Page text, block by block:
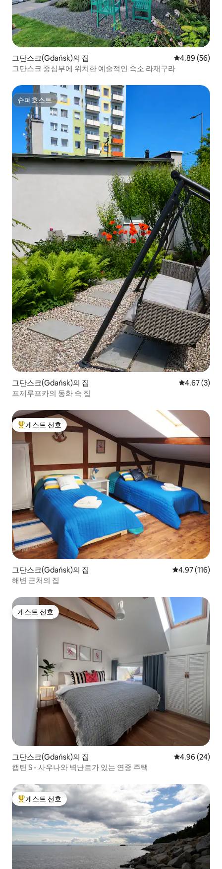
그단스크(Gdańsk)의 집 평점 4.89점(5
4.89 (56)
그단스크 중심부에 위치한 예술적인 숙소 라재구라
슈퍼호스트
슈퍼호스트
그단스크(Gdańsk)의 집 평점 4.67점
4.67 (3)
프제루프카의 동화 속 집
상위 게스트 선호
게스트 선호
그단스크(Gdańsk)의 집 평점 4.97점(5
4.97 (116)
해변 근처의 집
게스트 선호
게스트 선호
그단스크(Gdańsk)의 집 평점 4.96점(5
4.96 (24)
캡틴 S - 사우나와 벽난로가 있는 연중 주택
상위 게스트 선호
게스트 선호